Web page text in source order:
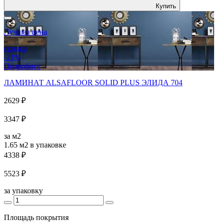
Купить
Лучшая цена
скидка
-21%
Подробнее
ЛАМИНАТ ALSAFLOOR SOLID PLUS ЭЛИДА 704
2629 ₽
3347 ₽
за м2
1.65 м2 в упаковке
4338 ₽
5523 ₽
за упаковку
Площадь покрытия